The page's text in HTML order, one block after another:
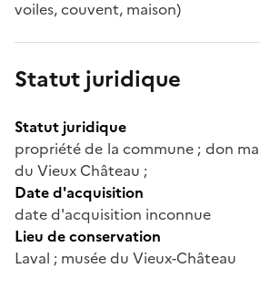
voiles, couvent, maison)
Statut juridique
Statut juridique
propriété de la commune ; don
du Vieux Château ;
Date d'acquisition
date d'acquisition inconnue
Lieu de conservation
Laval ; musée du Vieux-Château